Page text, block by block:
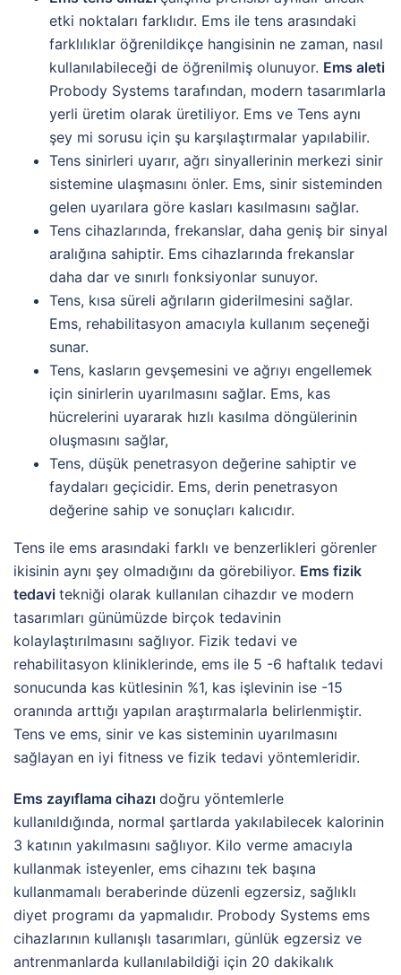
etki noktaları farklıdır. Ems ile tens arasındaki
farklılıklar öğrenildikçe hangisinin ne zaman, nasıl
kullanılabileceği de öğrenilmiş olunuyor. Ems aleti
Probody Systems tarafından, modern tasarımlarla
yerli üretim olarak üretiliyor. Ems ve Tens aynı
şey mi sorusu için şu karşılaştırmalar yapılabilir.
Tens sinirleri uyarır, ağrı sinyallerinin merkezi sinir
sistemine ulaşmasını önler. Ems, sinir sisteminden
gelen uyarılara göre kasları kasılmasını sağlar.
Tens cihazlarında, frekanslar, daha geniş bir sinyal
aralığına sahiptir. Ems cihazlarında frekanslar
daha dar ve sınırlı fonksiyonlar sunuyor.
Tens, kısa süreli ağrıların giderilmesini sağlar.
Ems, rehabilitasyon amacıyla kullanım seçeneği
sunar.
Tens, kasların gevşemesini ve ağrıyı engellemek
için sinirlerin uyarılmasını sağlar. Ems, kas
hücrelerini uyararak hızlı kasılma döngülerinin
oluşmasını sağlar,
Tens, düşük penetrasyon değerine sahiptir ve
faydaları geçicidir. Ems, derin penetrasyon
değerine sahip ve sonuçları kalıcıdır.
Tens ile ems arasındaki farklı ve benzerlikleri görenler
ikisinin aynı şey olmadığını da görebiliyor. Ems fizik
tedavi tekniği olarak kullanılan cihazdır ve modern
tasarımları günümüzde birçok tedavinin
kolaylaştırılmasını sağlıyor. Fizik tedavi ve
rehabilitasyon kliniklerinde, ems ile 5 -6 haftalık tedavi
sonucunda kas kütlesinin %1, kas işlevinin ise -15
oranında arttığı yapılan araştırmalarla belirlenmiştir.
Tens ve ems, sinir ve kas sisteminin uyarılmasını
sağlayan en iyi fitness ve fizik tedavi yöntemleridir.
Ems zayıflama cihazı doğru yöntemlerle
kullanıldığında, normal şartlarda yakılabilecek kalorinin
3 katının yakılmasını sağlıyor. Kilo verme amacıyla
kullanmak isteyenler, ems cihazını tek başına
kullanmamalı beraberinde düzenli egzersiz, sağlıklı
diyet programı da yapmalıdır. Probody Systems ems
cihazlarının kullanışlı tasarımları, günlük egzersiz ve
antrenmanlarda kullanılabildiği için 20 dakikalık